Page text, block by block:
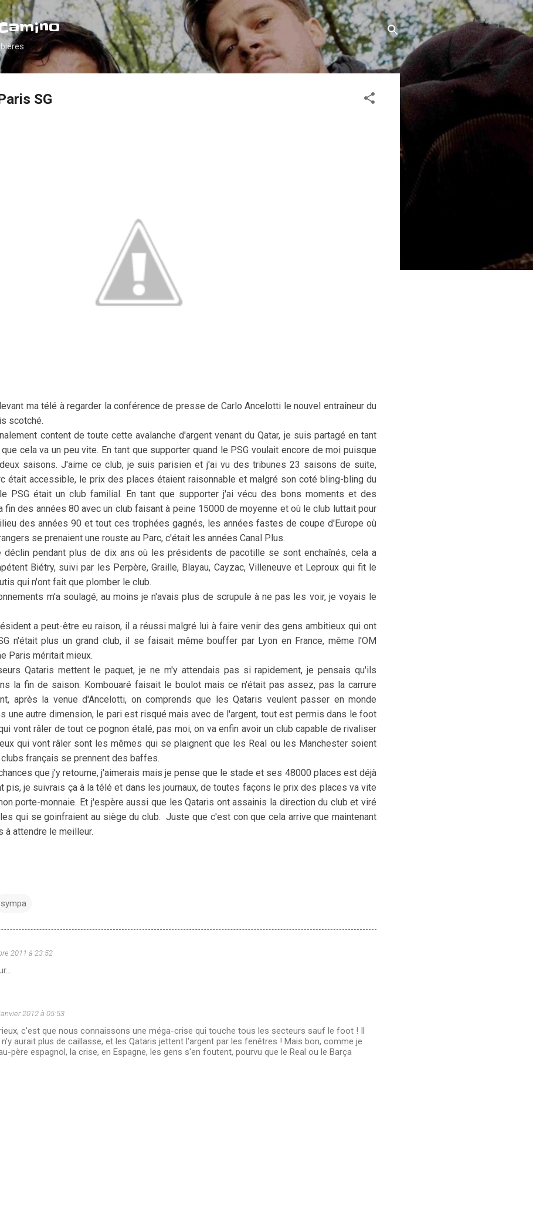
Accéder au contenu principal
SG
ma télé à regarder la conférence de presse de Carlo Ancelotti le nouvel entraîneur du
scotché.
content de toute cette avalanche d'argent venant du Qatar, je suis partagé en tant
cela va un peu vite. En tant que supporter quand le PSG voulait encore de moi puisque
saisons. J'aime ce club, je suis parisien et j'ai vu des tribunes 23 saisons de suite,
était accessible, le prix des places étaient raisonnable et malgré son coté bling-bling du
PSG était un club familial. En tant que supporter j'ai vécu des bons moments et des
fin des années 80 avec un club faisant à peine 15000 de moyenne et où le club luttait pour
des années 90 et tout ces trophées gagnés, les années fastes de coupe d'Europe où
se prenaient une rouste au Parc, c'était les années Canal Plus.
déclin pendant plus de dix ans où les présidents de pacotille se sont enchaînés, cela a
Biétry, suivi par les Perpère, Graille, Blayau, Cayzac, Villeneuve et Leproux qui fit le
qui n'ont fait que plomber le club.
m'a soulagé, au moins je n'avais plus de scrupule à ne pas les voir, je voyais le
a peut-être eu raison, il a réussi malgré lui à faire venir des gens ambitieux qui ont
n'était plus un grand club, il se faisait même bouffer par Lyon en France, même l'OM
Paris méritait mieux.
Qataris mettent le paquet, je ne m'y attendais pas si rapidement, je pensais qu'ils
la fin de saison. Kombouaré faisait le boulot mais ce n'était pas assez, pas la carrure
après la venue d'Ancelotti, on comprends que les Qataris veulent passer en monde
une autre dimension, le pari est risqué mais avec de l'argent, tout est permis dans le foot
vont râler de tout ce pognon étalé, pas moi, on va enfin avoir un club capable de rivaliser
qui vont râler sont les mêmes qui se plaignent que les Real ou les Manchester soient
français se prennent des baffes.
que j'y retourne, j'aimerais mais je pense que le stade et ses 48000 places est déjà
pis, je suivrais ça à la télé et dans les journaux, de toutes façons le prix des places va vite
porte-monnaie. Et j'espère aussi que les Qataris ont assainis la direction du club et viré
qui se goinfraient au siège du club. Juste que c'est con que cela arrive que maintenant
à attendre le meilleur.
sympa
2011 à 23:52
2012 à 05:53
c'est que nous connaissons une méga-crise qui touche tous les secteurs sauf le foot ! Il
aurait plus de caillasse, et les Qataris jettent l'argent par les fenêtres ! Mais bon, comme je
père espagnol, la crise, en Espagne, les gens s'en foutent, pourvu que le Real ou le Barça